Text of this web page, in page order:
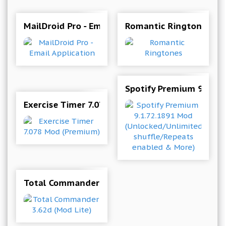
MailDroid Pro - Email ApplicationRomantic Ringtones
Exercise Timer 7.078 Mod (Premium)
Spotify Premium
Total Commander 3.62d (Mod Lite)